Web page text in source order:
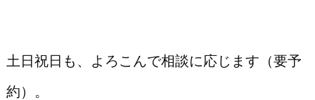
土日祝日も、よろこんで相談に応じます（要予
約）。